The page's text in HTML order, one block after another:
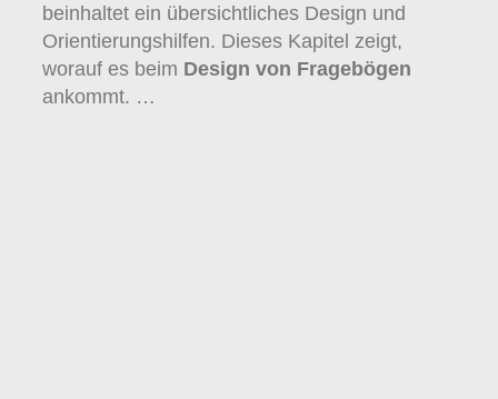
beinhaltet ein übersichtliches Design und
Orientierungshilfen. Dieses Kapitel zeigt,
worauf es beim Design von Fragebögen
ankommt. …